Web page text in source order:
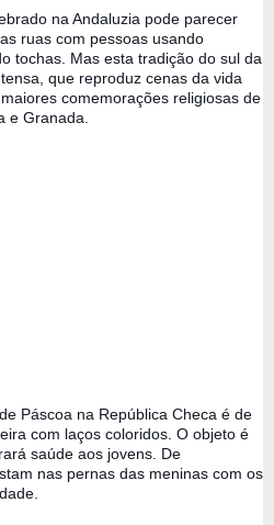
na Andaluzia pode parecer
ruas com pessoas usando
tochas. Mas esta tradição do sul da
que reproduz cenas da vida
comemorações religiosas de
e Granada.
Páscoa na República Checa é de
com laços coloridos. O objeto é
saúde aos jovens. De
nas pernas das meninas com os